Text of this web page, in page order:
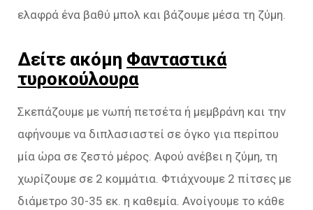
ελαφρά ένα βαθύ μπολ και βάζουμε μέσα τη ζύμη.
Δείτε ακόμη Φανταστικά
τυροκούλουρα
Σκεπάζουμε με νωπή πετσέτα ή μεμβράνη και την
αφήνουμε να διπλασιαστεί σε όγκο για περίπου
μία ώρα σε ζεστό μέρος. Αφού ανέβει η ζύμη, τη
χωρίζουμε σε 2 κομμάτια. Φτιάχνουμε 2 πίτσες με
διάμετρο 30-35 εκ. η καθεμία. Ανοίγουμε το κάθε